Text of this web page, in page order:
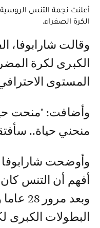
أعلنت نجمة التنس الروسية،
الكرة الصفراء.
وقالت شارابوفا، الفائزة بالخمس بطولات
الكبرى لكرة
المستوى الاحترافي،
وأضافت: "منحت
منحني حياة..
وأوضحت شارابوفا
أفهم أن التنس كان
وبعد
البطولات الكبرى